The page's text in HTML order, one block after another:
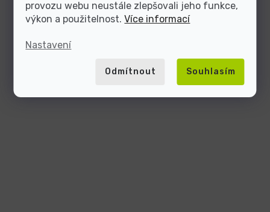
provozu webu neustále zlepšovali jeho funkce,
výkon a použitelnost.Více informací
Nastavení
Odmítnout Souhlasím